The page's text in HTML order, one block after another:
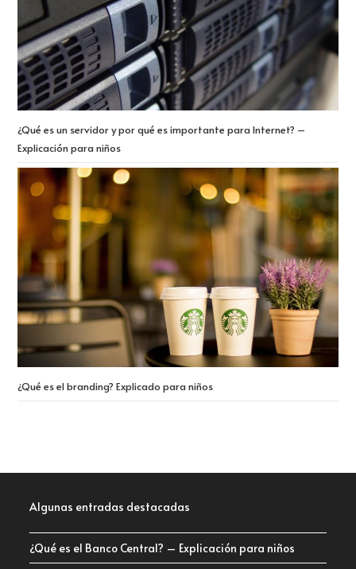
¿Qué es un servidor y por qué es importante para Internet? –
Explicación para niños
¿Qué es el branding? Explicado para niños
Algunas entradas destacadas
¿Qué es el Banco Central? – Explicación para niños